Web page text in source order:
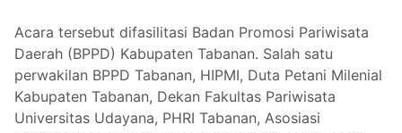
Acara tersebut difasilitasi Badan Promosi Pariwisata
Daerah (BPPD) Kabupaten Tabanan. Salah satu
perwakilan BPPD Tabanan, HIPMI, Duta Petani Milenial
Kabupaten Tabanan, Dekan Fakultas Pariwisata
Universitas Udayana, PHRI Tabanan, Asosiasi